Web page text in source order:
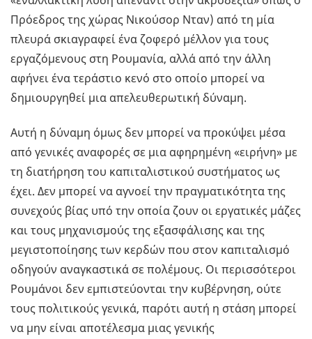
Πρόεδρος της χώρας Νικούσορ Νταν) από τη μία
πλευρά σκιαγραφεί ένα ζοφερό μέλλον για τους
εργαζόμενους στη Ρουμανία, αλλά από την άλλη
αφήνει ένα τεράστιο κενό στο οποίο μπορεί να
δημιουργηθεί μια απελευθερωτική δύναμη.
Αυτή η δύναμη όμως δεν μπορεί να προκύψει μέσα
από γενικές αναφορές σε μια αφηρημένη «ειρήνη» με
τη διατήρηση του καπιταλιστικού συστήματος ως
έχει. Δεν μπορεί να αγνοεί την πραγματικότητα της
συνεχούς βίας υπό την οποία ζουν οι εργατικές μάζες
και τους μηχανισμούς της εξασφάλισης και της
μεγιστοποίησης των κερδών που στον καπιταλισμό
οδηγούν αναγκαστικά σε πολέμους. Οι περισσότεροι
Ρουμάνοι δεν εμπιστεύονται την κυβέρνηση, ούτε
τους πολιτικούς γενικά, παρότι αυτή η στάση μπορεί
να μην είναι αποτέλεσμα μιας γενικής